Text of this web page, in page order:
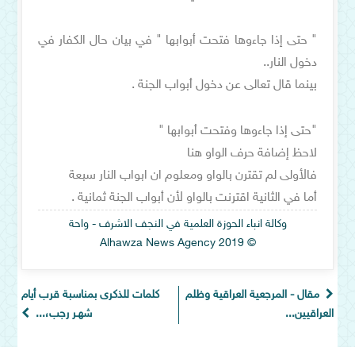
" حتى إذا جاءوها فتحت أبوابها " في بيان حال الكفار في
دخول النار..
بينما قال تعالى عن دخول أبواب الجنة .
"حتى إذا جاءوها وفتحت أبوابها "
لاحظ إضافة حرف الواو هنا
فالأولى لم تقترن بالواو ومعلوم ان ابواب النار سبعة
أما في الثانية اقترنت بالواو لأن أبواب الجنة ثمانية .
وكالة انباء الحوزة العلمية في النجف الاشرف - واحة
© Alhawza News Agency 2019
كلمات للذكرى بمناسبة قرب أيام
شهـر رجب،...
مقال - المرجعية العراقية وظلم
العراقيين...